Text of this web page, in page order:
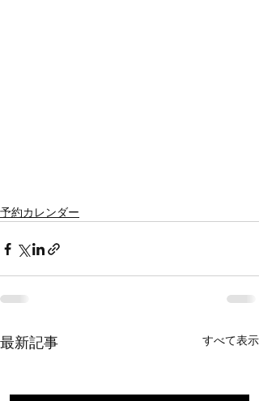
予約カレンダー
最新記事 すべて表示